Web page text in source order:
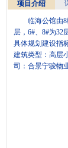
项目介绍
临海公馆由
层，6#、8#为32
具体规划建设指
建筑类型：高层
司：合景宁骏物